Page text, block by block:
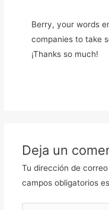
Berry, your words
companies to take
¡Thanks so much!
Deja un
Tu dirección de
campos obligatorios